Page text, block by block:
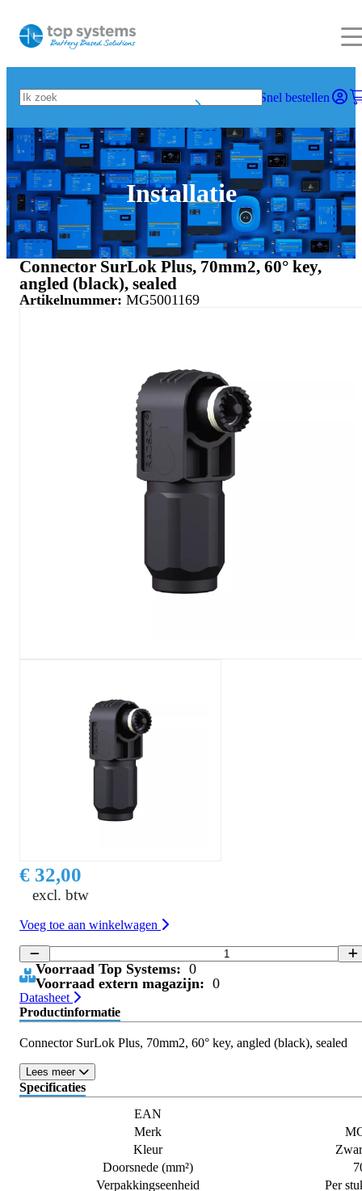
Snel bestellen
Installatie
Connector SurLok Plus, 70mm2, 60° key,
angled (black), sealed
Artikelnummer: MG5001169
€ 32,00
excl. btw
Voeg toe aan winkelwagen
Voorraad Top Systems: 0
Voorraad extern magazijn: 0
Datasheet
Productinformatie
Connector SurLok Plus, 70mm2, 60° key, angled (black), sealed
Lees meer
Specificaties
EAN
Merk
Kleur
Doorsnede (mm²)
Verpakkingseenheid
Per